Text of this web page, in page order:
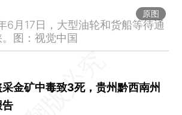
强降雨致32人死亡，北京密云养老照料中心暴雨洪水灾害调查评估报告公布
外交部：中方坚决反对美国对台售武的立场是一贯的、明确的
国集团切实遵守市场经济规则
签署谅解备忘录：平等谈判才是正道
事行动，中方回应
原图
6月17日，大型油轮和货船等待通
图：视觉中国
金矿中毒致3死，贵州黔西南州
告